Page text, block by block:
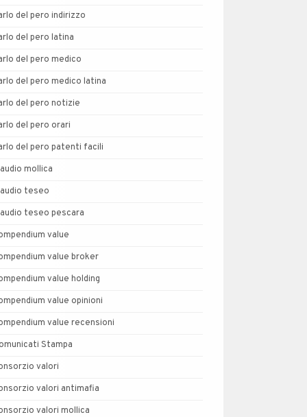
del pero indirizzo
del pero latina
del pero medico
del pero medico latina
del pero notizie
del pero orari
del pero patenti facili
mollica
teseo
teseo pescara
value
value broker
value holding
value opinioni
value recensioni
Stampa
valori
valori antimafia
valori mollica